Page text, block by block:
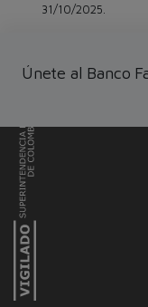
31/10/2025.
Únete al Banco